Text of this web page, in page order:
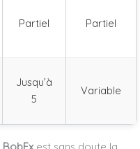
Partiel Partiel
Jusqu’à
5
Variable